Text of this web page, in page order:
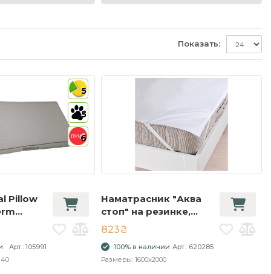
Показать:
5
5
6
Pillow
Арт.: 105991
Наматрасник "Аква
стоп" на резинке,
мембрана 160х200
823₴
Арт.: 620285
100% в наличии
Размеры: 1600x2000